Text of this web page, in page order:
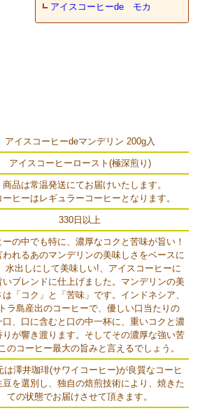
アイスコーヒーdeマンデリン 200g入
アイスコーヒーロースト(極深煎り)
商品は常温発送にてお届けいたします。
ーヒーはレギュラーコーヒーとなります。
330日以上
ーの中でも特に、濃厚なコクと苦味が旨い！
われるあのマンデリンの美味しさをベースに
水出しにして美味しい!、アイスコーヒーに
いブレンドに仕上げました。マンデリンの美
は「コク」と「苦味」です。インドネシア、
ラ島産出のコーヒーで、優しい口当たりの
口、口に含むと口の中一杯に、重いコクと濃
りが響き渡ります。そしてその濃厚な強い苦
のコーヒー最大の旨みと言えるでしょう。
は澤井珈琲(サワイコーヒー)が良質なコーヒ
豆を選別し、独自の焙煎技術により、焼きた
ての状態でお届けさせて頂きます。